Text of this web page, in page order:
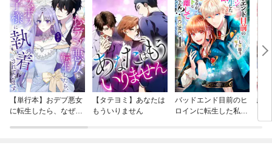
【単行本】おデブ悪女
に転生したら、なぜか
【タテヨミ】あなたは
もういりません
バッドエンド目前のヒ
ロインに転生した私、
結